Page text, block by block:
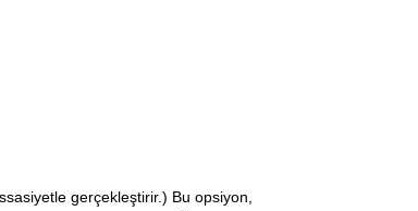
gerçekleştirir.) Bu opsiyon,